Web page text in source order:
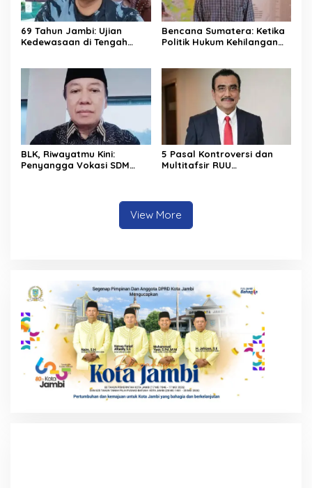
69 Tahun Jambi: Ujian
Kedewasaan di Tengah
Bencana Sumatera: Ketika
Politik Hukum Kehilangan
BLK, Riwayatmu Kini:
Penyangga Vokasi SDM
5 Pasal Kontroversi dan
Multitafsir RUU
View More